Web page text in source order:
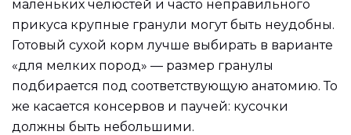
маленьких челюстей и часто неправильного
прикуса крупные гранули могут быть неудобны.
Готовый сухой корм лучше выбирать в варианте
«для мелких пород» — размер гранулы
подбирается под соответствующую анатомию. То
же касается консервов и паучей: кусочки
должны быть небольшими.